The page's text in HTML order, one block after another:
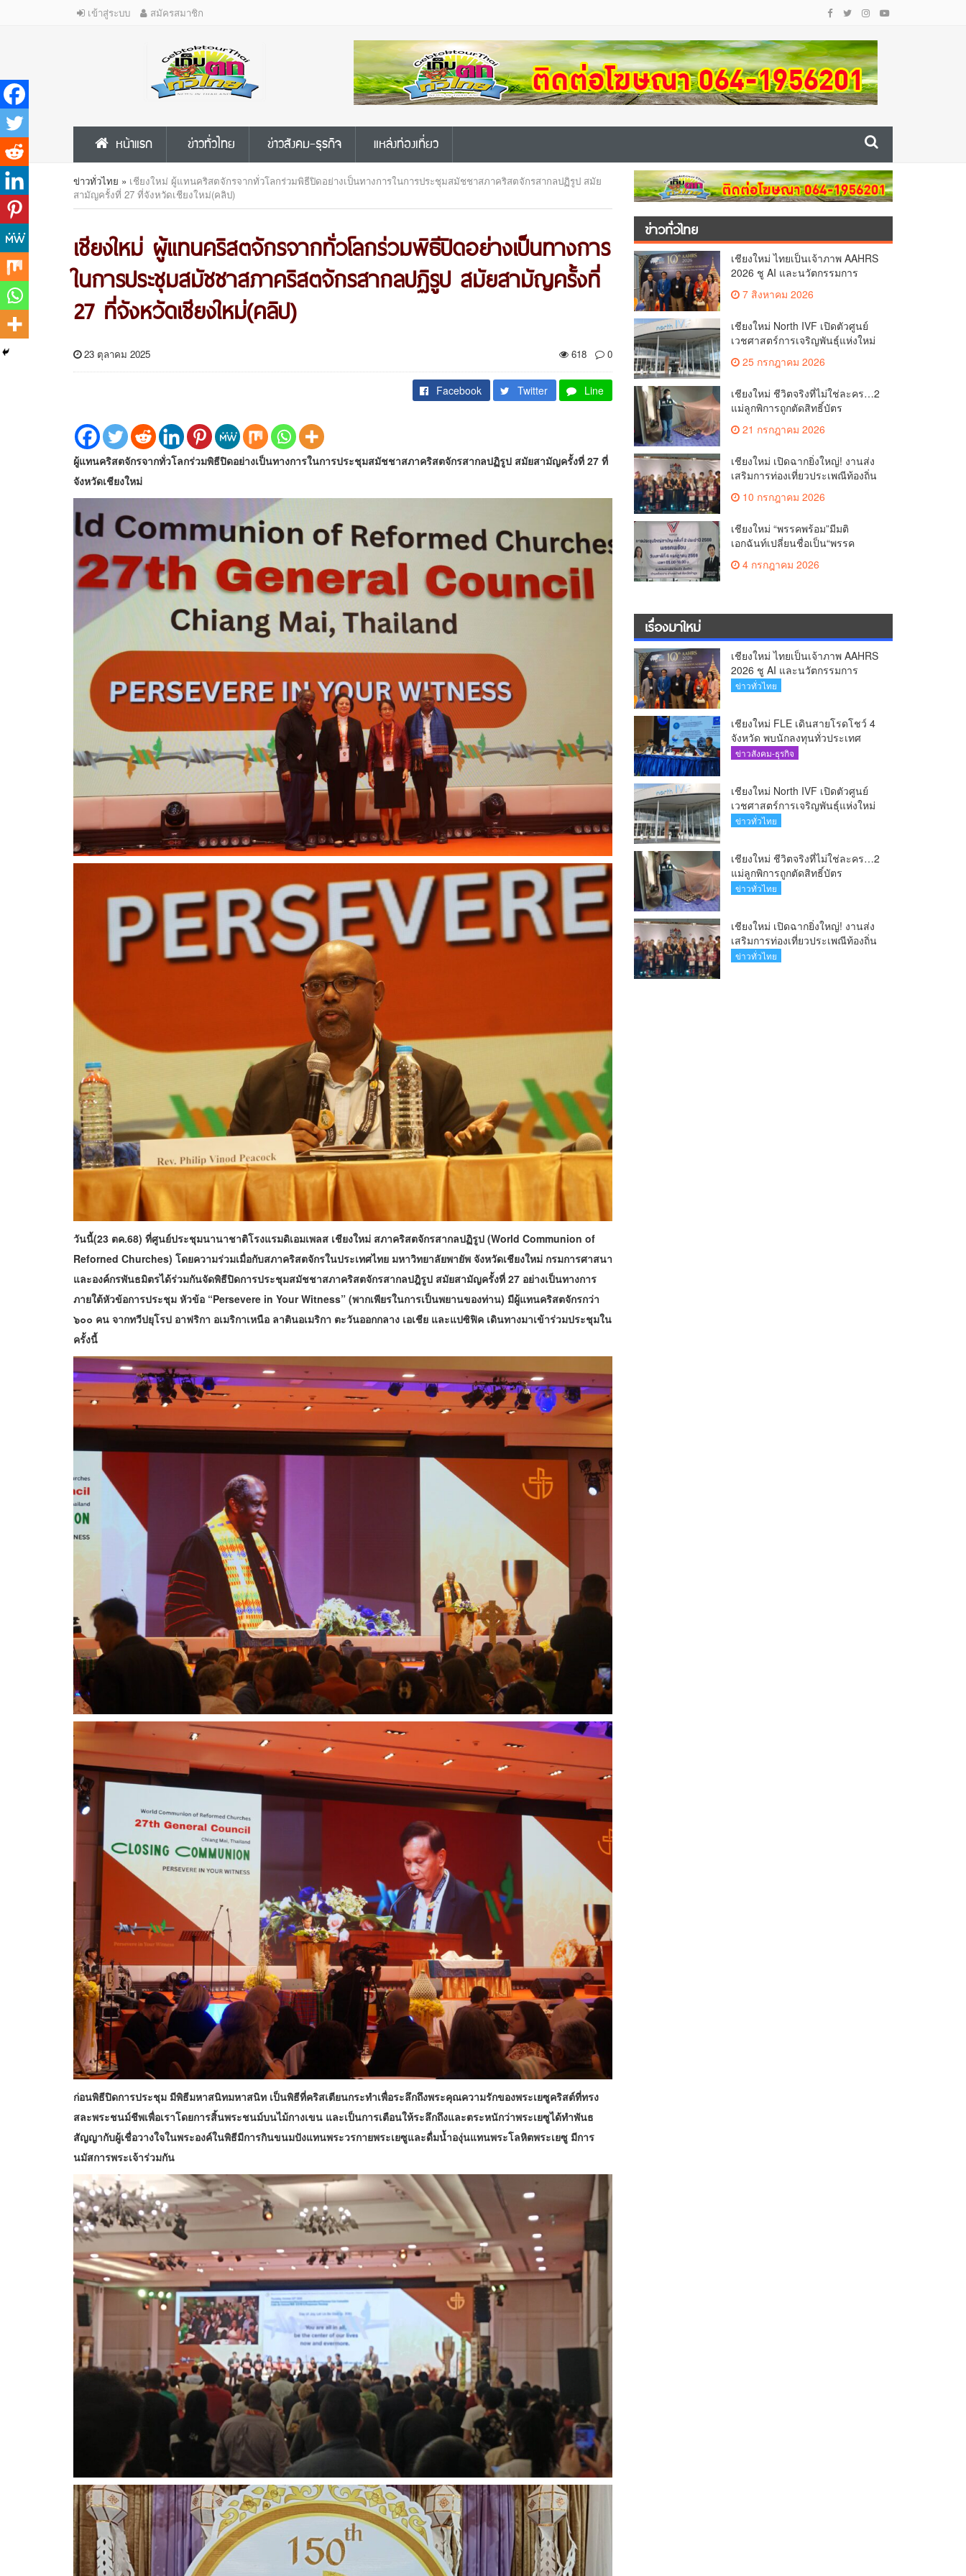
เข้าสู่ระบบ สมัครสมาชิก
หน้าแรก ข่าวทั่วไทย ข่าวสังคม-ธุรกิจ แหล่งท่องเที่ยว
ข่าวทั่วไทย » เชียงใหม่ ผู้แทนคริสตจักรจากทั่วโลกร่วมพิธีปิดอย่างเป็นทางการในการประชุมสมัชชาสภาคริสตจักรสากลปฏิรูป สมัย
สามัญครั้งที่ 27 ที่จังหวัดเชียงใหม่(คลิป)
เชียงใหม่ ผู้แทนคริสตจักรจากทั่วโลกร่วมพิธีปิดอย่างเป็นทางการ
ในการประชุมสมัชชาสภาคริสตจักรสากลปฏิรูป สมัยสามัญครั้งที่
27 ที่จังหวัดเชียงใหม่(คลิป)
23 ตุลาคม 2025 618 0
Facebook Twitter Line
ผู้แทนคริสตจักรจากทั่วโลกร่วมพิธีปิดอย่างเป็นทางการในการประชุมสมัชชาสภาคริสตจักรสากลปฏิรูป สมัยสามัญครั้งที่ 27 ที่
จังหวัดเชียงใหม่
วันนี้(23 ตค.68) ที่ศูนย์ประชุมนานาชาติโรงแรมดิเอมเพลส เชียงใหม่ สภาคริสตจักรสากลปฏิรูป (World Communion of
Reforned Churches) โดยความร่วมเมื่อกับสภาคริสตจักรในประเทศไทย มหาวิทยาลัยพายัพ จังหวัดเชียงใหม่ กรมการศาสนา
และองค์กรพันธมิตรได้ร่วมกันจัดพิธีปิดการประชุมสมัชชาสภาคริสตจักรสากลปฎิรูป สมัยสามัญครั้งที่ 27 อย่างเป็นทางการ
ภายใต้หัวข้อการประชุม หัวข้อ “Persevere in Your Witness” (พากเพียรในการเป็นพยานของท่าน) มีผู้แทนคริสตจักรกว่า
๖๐๐ คน จากทวีปยุโรป อาฟริกา อเมริกาเหนือ ลาตินอเมริกา​ ตะวันออกกลาง เอเชีย และแปซิฟิค เดินทางมาเข้าร่วมประชุมใน
ครั้งนี้
ก่อนพิธีปิดการประชุม มีพิธีมหาสนิทมหาสนิท เป็นพิธีที่คริสเตียนกระทำเพื่อระลึกถึงพระคุณความรักของพระเยซูคริสต์ที่ทรง
สละพระชนม์ชีพเพื่อเราโดยการสิ้นพระชนม์บนไม้กางเขน และเป็นการเตือนให้ระลึกถึงและตระหนักว่าพระเยซูได้ทำพันธ
สัญญากับผู้เชื่อวางใจในพระองค์ในพิธีมีการกินขนมปังแทนพระวรกายพระเยซูและดื่มน้ำองุ่นแทนพระโลหิตพระเยซู​ มีการ
นมัสการพระเจ้าร่วมกัน​
ข่าวทั่วไทย
เชียงใหม่ ไทยเป็นเจ้าภาพ AAHRS
2026 ชู AI และนวัตกรรมการ
แพทย์ ผลักดัน Medical Hub และ
ศูนย์กลางปลูกผมแห่งเอเชีย(คลิป)
7 สิงหาคม 2026
เชียงใหม่ North IVF เปิดตัวศูนย์
เวชศาสตร์การเจริญพันธุ์แห่งใหม่
ยกระดับเชียงใหม่สู่ ศูนย์กลางการ
รักษาผู้มีบุตรยากของภูมิภาค(คลิป)
25 กรกฎาคม 2026
เชียงใหม่ ชีวิตจริงที่ไม่ใช่ละคร…2
แม่ลูกพิการถูกตัดสิทธิ์บัตร
สวัสดิการฯ วอนรัฐทบทวนเกณฑ์
ช่วยคนจน(คลิป)
21 กรกฎาคม 2026
เชียงใหม่ เปิดฉากยิ่งใหญ่! งานส่ง
เสริมการท่องเที่ยวประเพณีท้องถิ่น
วิถีชาติพันธุ์ล้านนา(คลิป)
10 กรกฎาคม 2026
เชียงใหม่ “พรรคพร้อม”มีมติ
เอกฉันท์เปลี่ยนชื่อเป็น“พรรค
ศรัทธา”ดึง“มาร์ค พิตบูล”นำทัพ
กรรมการบริหารชุดใหม่(คลิป)
4 กรกฎาคม 2026
เรื่องมาใหม่
เชียงใหม่ ไทยเป็นเจ้าภาพ AAHRS
2026 ชู AI และนวัตกรรมการ
แพทย์ ผลักดัน Medical Hub และ
ข่าวทั่วไทย
เชียงใหม่ FLE เดินสายโรดโชว์ 4
จังหวัด พบนักลงทุนทั่วประเทศ
ตอกย้ำศักยภาพผู้นำธุรกิจระบบน้ำ
ข่าวสังคม-ธุรกิจ
เชียงใหม่ North IVF เปิดตัวศูนย์
เวชศาสตร์การเจริญพันธุ์แห่งใหม่
ยกระดับเชียงใหม่สู่ ศูนย์กลางการ
ข่าวทั่วไทย
เชียงใหม่ ชีวิตจริงที่ไม่ใช่ละคร…2
แม่ลูกพิการถูกตัดสิทธิ์บัตร
สวัสดิการฯ วอนรัฐทบทวนเกณฑ์
ข่าวทั่วไทย
เชียงใหม่ เปิดฉากยิ่งใหญ่! งานส่ง
เสริมการท่องเที่ยวประเพณีท้องถิ่น
วิถีชาติพันธุ์ล้านนา(คลิป)
ข่าวทั่วไทย